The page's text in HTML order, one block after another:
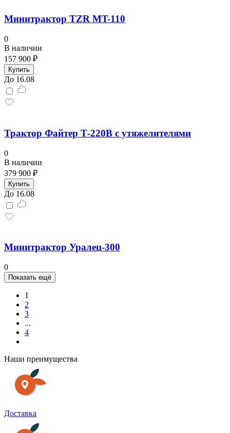
Минитрактор TZR MT-110
0
В наличии
157 900 ₽
Купить
До 16.08
Трактор Файтер Т-220В с утяжелителями
0
В наличии
379 900 ₽
Купить
До 16.08
Минитрактор Уралец-300
0
Показать ещё
1
2
3
...
4
Наши преимущества
Доставка